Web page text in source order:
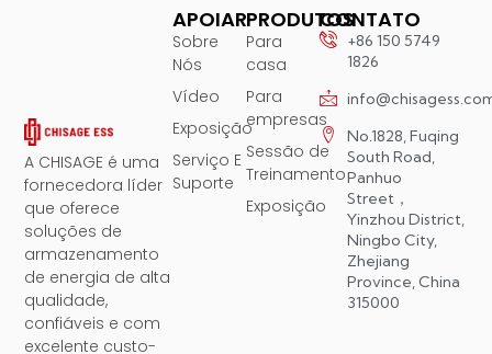
A CHISAGE é uma
fornecedora líder
que oferece
soluções de
armazenamento
de energia de alta
qualidade,
confiáveis ​​e com
excelente custo-
PRODUTOS
Para
casa
Para
empresas
Sessão de
Treinamento
Exposição
APOIAR
Sobre
Nós
Vídeo
Exposição
Serviço E
Suporte
CONTATO
+86 150 5749
1826
No.1828, Fuqing
South Road,
Panhuo
Street，
Yinzhou District,
Ningbo City,
Zhejiang
Province, China
315000